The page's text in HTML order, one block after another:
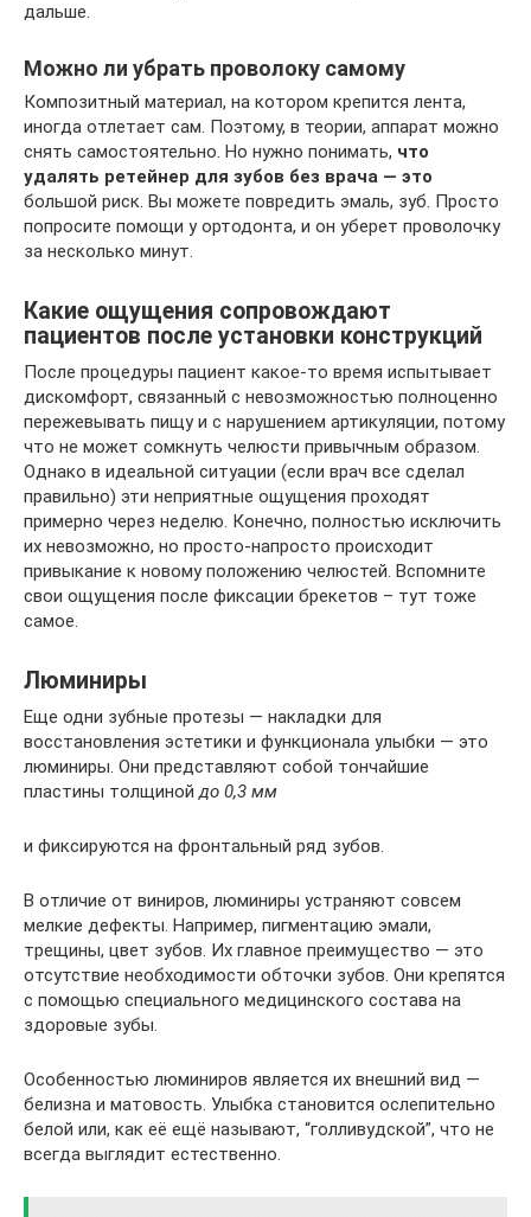
дальше.
Можно ли убрать проволоку самому
Композитный материал, на котором крепится лента,
иногда отлетает сам. Поэтому, в теории, аппарат можно
снять самостоятельно. Но нужно понимать, что
удалять ретейнер для зубов без врача — это
большой риск. Вы можете повредить эмаль, зуб. Просто
попросите помощи у ортодонта, и он уберет проволочку
за несколько минут.
Какие ощущения сопровождают
пациентов после установки конструкций
После процедуры пациент какое-то время испытывает
дискомфорт, связанный с невозможностью полноценно
пережевывать пищу и с нарушением артикуляции, потому
что не может сомкнуть челюсти привычным образом.
Однако в идеальной ситуации (если врач все сделал
правильно) эти неприятные ощущения проходят
примерно через неделю. Конечно, полностью исключить
их невозможно, но просто-напросто происходит
привыкание к новому положению челюстей. Вспомните
свои ощущения после фиксации брекетов – тут тоже
самое.
Люминиры
Еще одни зубные протезы — накладки для
восстановления эстетики и функционала улыбки — это
люминиры. Они представляют собой тончайшие
пластины толщинойдо 0,3 мм
и фиксируются на фронтальный ряд зубов.
В отличие от виниров, люминиры устраняют совсем
мелкие дефекты. Например, пигментацию эмали,
трещины, цвет зубов. Их главное преимущество — это
отсутствие необходимости обточки зубов. Они крепятся
с помощью специального медицинского состава на
здоровые зубы.
Особенностью люминиров является их внешний вид —
белизна и матовость. Улыбка становится ослепительно
белой или, как её ещё называют, “голливудской”, что не
всегда выглядит естественно.